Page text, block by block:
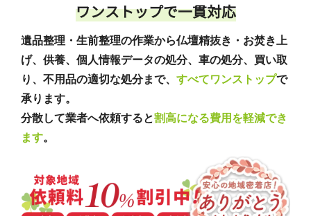
ワンストップで一貫対応
遺品整理・生前整理の作業から仏壇精抜き・お焚き上
げ、供養、個人情報データの処分、車の処分、買い取
り、不用品の適切な処分まで、 すべてワンストップで
承ります。
分散して業者へ依頼すると割高になる費用を軽減でき
ます。